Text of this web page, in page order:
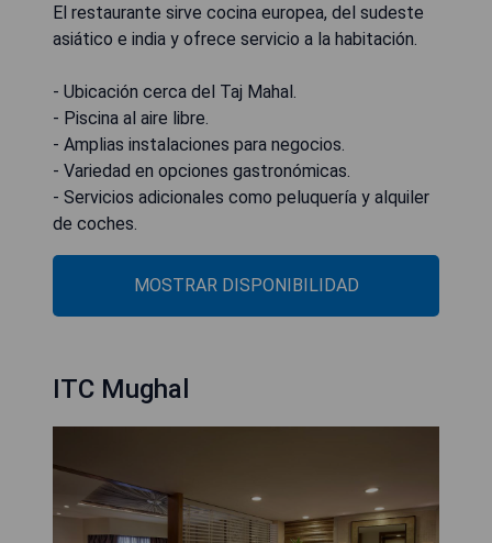
El restaurante sirve cocina europea, del sudeste
asiático e india y ofrece servicio a la habitación.
- Ubicación cerca del Taj Mahal.
- Piscina al aire libre.
- Amplias instalaciones para negocios.
- Variedad en opciones gastronómicas.
- Servicios adicionales como peluquería y alquiler
de coches.
MOSTRAR DISPONIBILIDAD
ITC Mughal